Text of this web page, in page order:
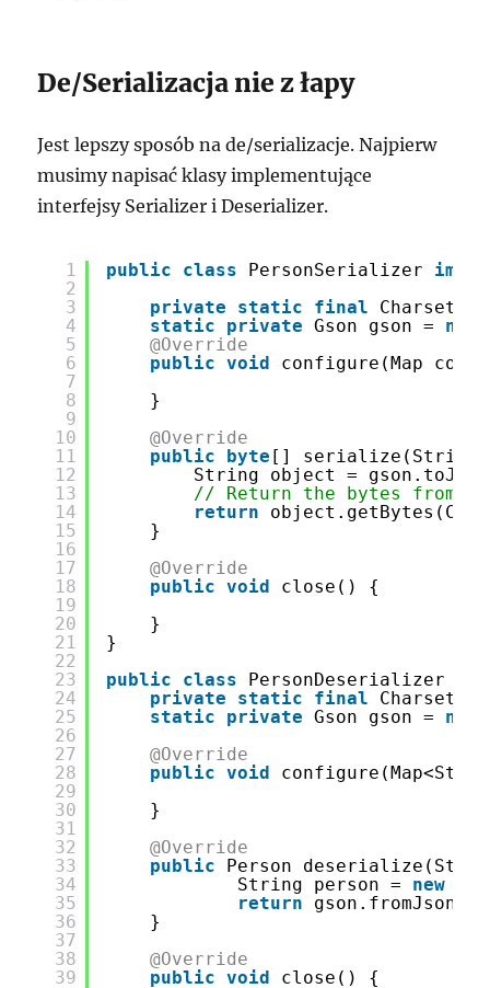
De/Serializacja nie z łapy
Jest lepszy sposób na de/serializacje. Najpierw
musimy napisać klasy implementujące
interfejsy Serializer i Deserializer.
1
2
3
4
5
6
7
8
9
10
11
12
13
14
15
16
17
18
19
20
21
22
23
24
25
26
27
28
29
30
31
32
33
34
35
36
37
38
39
public class PersonSerializer
private
static final
Charset
static
private Gson gson = new
@Override
public
void
configure(Map
}
@Override
public
byte [] serialize(String
String object =
// Return the bytes from
return
}
@Override
public
void
close() {
}
}
public
class PersonDeserializer
private
static final
Charset
static
private Gson gson = new
@Override
public
void
}
@Override
public
Person
String person = new
return
}
@Override
public
void
close() {